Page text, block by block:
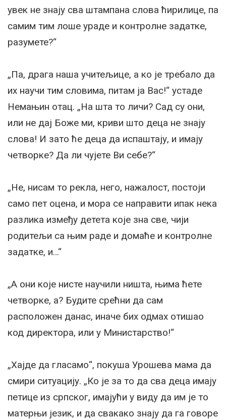
увек не знају сва штампана слова ћирилице, па
самим тим лоше ураде и контролне задатке,
разумете?“
„Па, драга наша учитељице, а ко је требало да
их научи тим словима, питам ја Вас!“ устаде
Немањин отац. „На шта то личи? Сад су они,
или не дај Боже ми, криви што деца не знају
слова! И зато ће деца да испаштају, и имају
четворке? Да ли чујете Ви себе?“
„Не, нисам то рекла, него, нажалост, постоји
само пет оцена, и мора се направити ипак нека
разлика између детета које зна све, чији
родитељи са њим раде и домаће и контролне
задатке, и…“
„А они које нисте научили ништа, њима ћете
четворке, а? Будите срећни да сам
расположен данас, иначе бих одмах отишао
код директора, или у Министарство!“
„Хајде да гласамо“, покуша Урошева мама да
смири ситуацију. „Ко је за то да сва деца имају
петице из српског, имајући у виду да им је то
матерњи језик, и да свакако знају да га говоре